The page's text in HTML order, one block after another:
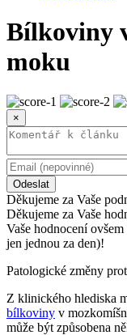
Bílkoviny
moku
×
Odeslat
Děkujeme za Vaše
Děkujeme za Vaše
Vaše hodnocení
jen jednou za den)!
Patologické změny
Z klinického hlediska
bílkoviny v
může být způsobena